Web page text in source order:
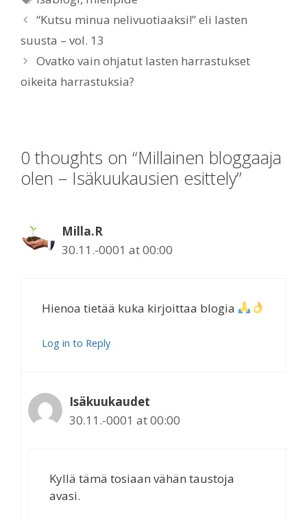
“Kutsu minua nelivuotiaaksi!” eli lasten
suusta – vol. 13
Ovatko vain ohjatut lasten harrastukset
oikeita harrastuksia?
0 thoughts on “Millainen bloggaaja
olen – Isäkuukausien esittely”
Milla.R
30.11.-0001 at 00:00
Hienoa tietää kuka kirjoittaa blogia
Log in to Reply
Isäkuukaudet
30.11.-0001 at 00:00
Kyllä tämä tosiaan vähän taustoja
avasi.